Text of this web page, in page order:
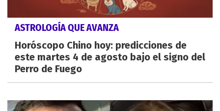
ASTROLOGÍA QUE AVANZA
Horóscopo Chino hoy: predicciones de
este martes 4 de agosto bajo el signo del
Perro de Fuego